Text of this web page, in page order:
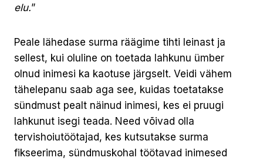
elu.”
Peale lähedase surma räägime tihti leinast ja
sellest, kui oluline on toetada lahkunu ümber
olnud inimesi ka kaotuse järgselt. Veidi vähem
tähelepanu saab aga see, kuidas toetatakse
sündmust pealt näinud inimesi, kes ei pruugi
lahkunut isegi teada. Need võivad olla
tervishoiutöötajad, kes kutsutakse surma
fikseerima, sündmuskohal töötavad inimesed